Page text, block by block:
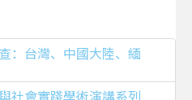
：台灣、中國大陸、緬